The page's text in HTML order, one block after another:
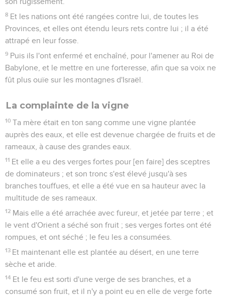
8 Et les nations ont été rangées contre lui, de toutes les
Provinces, et elles ont étendu leurs rets contre lui ; il a été
attrapé en leur fosse.
9 Puis ils l'ont enfermé et enchaîné, pour l'amener au Roi de
Babylone, et le mettre en une forteresse, afin que sa voix ne
fût plus ouïe sur les montagnes d'Israël.
La complainte de la vigne
10 Ta mère était en ton sang comme une vigne plantée
auprès des eaux, et elle est devenue chargée de fruits et de
rameaux, à cause des grandes eaux.
11 Et elle a eu des verges fortes pour [en faire] des sceptres
de dominateurs ; et son tronc s'est élevé jusqu'à ses
branches touffues, et elle a été vue en sa hauteur avec la
multitude de ses rameaux.
12 Mais elle a été arrachée avec fureur, et jetée par terre ; et
le vent d'Orient a séché son fruit ; ses verges fortes ont été
rompues, et ont séché ; le feu les a consumées.
13 Et maintenant elle est plantée au désert, en une terre
sèche et aride.
14 Et le feu est sorti d'une verge de ses branches, et a
consumé son fruit, et il n'y a point eu en elle de verge forte